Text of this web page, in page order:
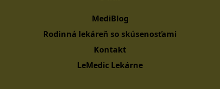
MediBlog
Rodinná lekáreň so skúsenosťami
Kontakt
LeMedic Lekárne